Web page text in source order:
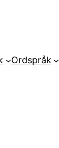
Ordspråk